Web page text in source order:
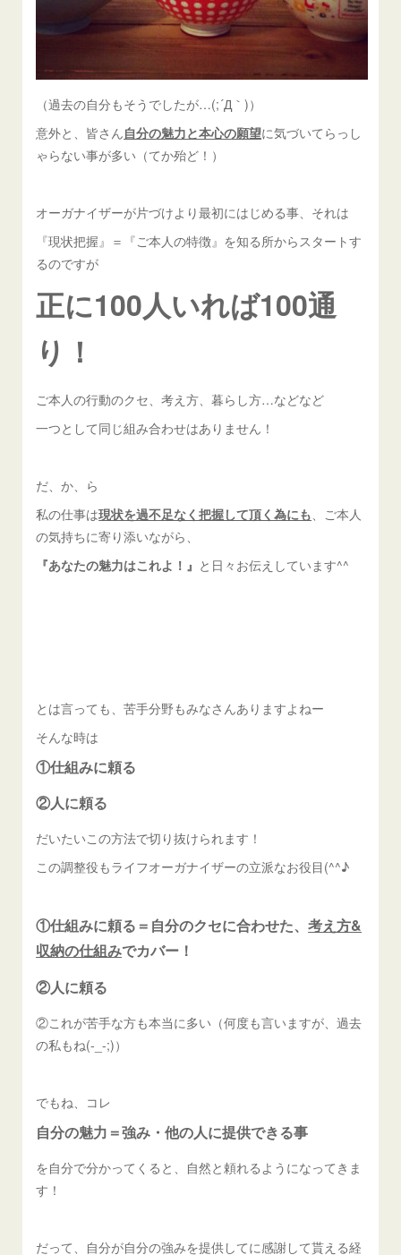
（過去の自分もそうでしたが…(;´Д｀)）
意外と、皆さん自分の魅力と本心の願望に気づいてらっし
ゃらない事が多い（てか殆ど！）
オーガナイザーが片づけより最初にはじめる事、それは
『現状把握』＝『ご本人の特徴』を知る所からスタートす
るのですが
正に100人いれば100通
り！
ご本人の行動のクセ、考え方、暮らし方…などなど
一つとして同じ組み合わせはありません！
だ、か、ら
私の仕事は現状を過不足なく把握して頂く為にも 、ご本人
の気持ちに寄り添いながら、
『あなたの魅力はこれよ！』 と日々お伝えしています^^
とは言っても、苦手分野もみなさんありますよねー
そんな時は
①仕組みに頼る
②人に頼る
だいたいこの方法で切り抜けられます！
この調整役もライフオーガナイザーの立派なお役目(^^♪
①仕組みに頼る＝自分のクセに合わせた、考え方&
収納の仕組みでカバー！
②人に頼る
②これが苦手な方も本当に多い（何度も言いますが、過去
の私もね(-_-;)）
でもね、コレ
自分の魅力＝強み・他の人に提供できる事
を自分で分かってくると、自然と頼れるようになってきま
す！
だって、自分が自分の強みを提供してに感謝して貰える経